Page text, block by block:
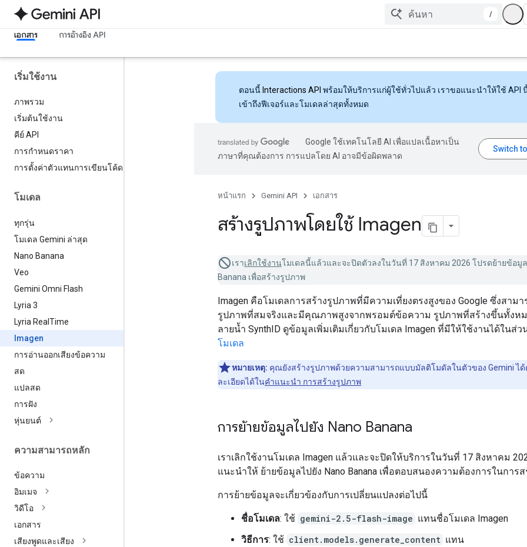
/
เอกสาร การอ้างอิง API
เริ่มใช้งาน
ภาพรวม
เริ่มต้นใช้งาน
คีย์ API
การกำหนดราคา
การตั้งค่าตัวแทนการเขียนโค้ด
โมเดล
ทุกรุ่น
โมเดล Gemini ล่าสุด
Nano Banana
Veo
Gemini Omni Flash
Lyria 3
Lyria Real Time
Imagen
การอ่านออกเสียงข้อความ
สด
แปลสด
การฝัง
หุ่นยนต์
ความสามารถหลัก
ข้อความ
อิมเมจ
วิดีโอ
เอกสาร
เสียงพูดและเสียง
ตอนนี้ Interactions API พร้อมให้บริการแก่ผู้ใช้ทั่วไปแล้ว เราขอแนะนำให้ใช้ API
เข้าถึงฟีเจอร์และโมเดลล่าสุดทั้งหมด
Google ใช้เทคโนโลยี AI เพื่อแปลเนื้อหาเป็น
ภาษาที่คุณต้องการ การแปลโดย AI อาจมีข้อผิดพลาด
หน้าแรก Gemini API เอกสาร
สร้างรูปภาพโดยใช้ Imagen
เราเลิกใช้งานโมเดลนี้แล้วและจะปิดตัวลงในวันที่ 17 สิงหาคม 2026 โปรดย้ายข้อมูล
Banana เพื่อสร้างรูปภาพ
Imagen คือโมเดลการสร้างรูปภาพที่มีความเที่ยงตรงสูงของ Google ซึ่งสามา
รูปภาพที่สมจริงและมีคุณภาพสูงจากพรอมต์ข้อความ รูปภาพที่สร้างขึ้นทั้งห
ลายน้ำ SynthID ดูข้อมูลเพิ่มเติมเกี่ยวกับโมเดล Imagen ที่มีให้ใช้งานได้ในส่ว
โมเดล
หมายเหตุ: คุณยังสร้างรูปภาพด้วยความสามารถแบบมัลติโมดัลในตัวของ Gemini ได้
ละเอียดได้ในคำแนะนำ การสร้างรูปภาพ
การย้ายข้อมูลไปยัง Nano Banana
เราเลิกใช้งานโมเดล Imagen แล้วและจะปิดให้บริการในวันที่ 17 สิงหาคม
แนะนำให้ ย้ายข้อมูลไปยัง Nano Banana เพื่อตอบสนองความต้องการในการ
การย้ายข้อมูลจะเกี่ยวข้องกับการเปลี่ยนแปลงต่อไปนี้
ชื่อโมเดล: ใช้ gemini-2.5-flash-image แทนชื่อโมเดล Imagen
วิธีการ: ใช้ client.models.generate_content แทน